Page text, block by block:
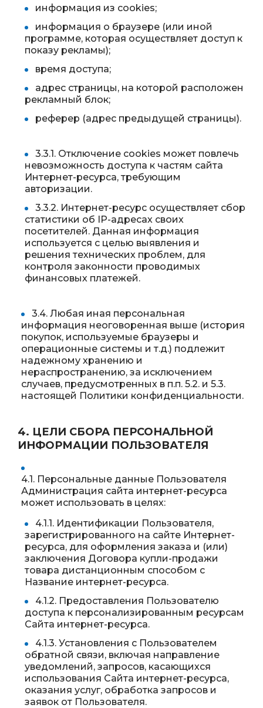
информация из cookies;
информация о браузере (или иной
программе, которая осуществляет доступ к
показу рекламы);
время доступа;
адрес страницы, на которой расположен
рекламный блок;
реферер (адрес предыдущей страницы).
3.3.1. Отключение cookies может повлечь
невозможность доступа к частям сайта
Интернет-ресурса, требующим
авторизации.
3.3.2. Интернет-ресурс осуществляет сбор
статистики об IP-адресах своих
посетителей. Данная информация
используется с целью выявления и
решения технических проблем, для
контроля законности проводимых
финансовых платежей.
3.4. Любая иная персональная
информация неоговоренная выше (история
покупок, используемые браузеры и
операционные системы и т.д.) подлежит
надежному хранению и
нераспространению, за исключением
случаев, предусмотренных в п.п. 5.2. и 5.3.
настоящей Политики конфиденциальности.
4. ЦЕЛИ СБОРА ПЕРСОНАЛЬНОЙ
ИНФОРМАЦИИ ПОЛЬЗОВАТЕЛЯ
4.1. Персональные данные Пользователя
Администрация сайта интернет-ресурса
может использовать в целях:
4.1.1. Идентификации Пользователя,
зарегистрированного на сайте Интернет-
ресурса, для оформления заказа и (или)
заключения Договора купли-продажи
товара дистанционным способом с
Название интернет-ресурса.
4.1.2. Предоставления Пользователю
доступа к персонализированным ресурсам
Сайта интернет-ресурса.
4.1.3. Установления с Пользователем
обратной связи, включая направление
уведомлений, запросов, касающихся
использования Сайта интернет-ресурса,
оказания услуг, обработка запросов и
заявок от Пользователя.